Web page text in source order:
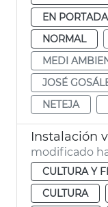
EN PORTADA
NORMAL
MEDI
JOSÉ
NETEJA
modificado
CULTURA Y
CULTURA